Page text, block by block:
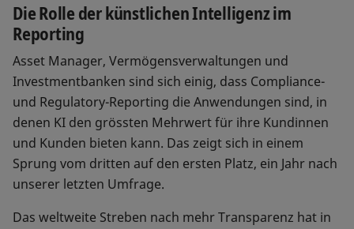
Die Rolle der künstlichen Intelligenz im
Reporting
Asset Manager, Vermögensverwaltungen und
Investmentbanken sind sich einig, dass Compliance-
und Regulatory-Reporting die Anwendungen sind, in
denen KI den grössten Mehrwert für ihre Kundinnen
und Kunden bieten kann. Das zeigt sich in einem
Sprung vom dritten auf den ersten Platz, ein Jahr nach
unserer letzten Umfrage.
Das weltweite Streben nach mehr Transparenz hat in